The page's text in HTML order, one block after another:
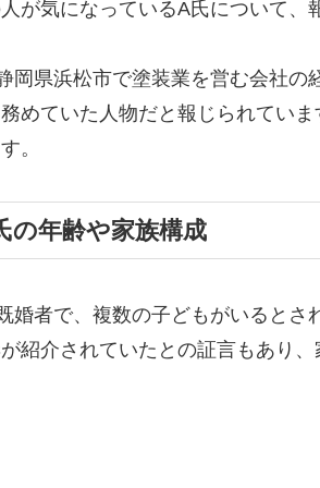
が気になっているA氏について、
岡県浜松市で塗装業を営む会社
めていた人物だと報じられてい
。
の年齢や家族構成
婚者で、複数の子どもがいるとさ
紹介されていたとの証言もあり